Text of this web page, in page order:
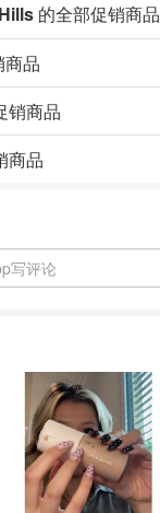
的全部促销商品
商品
销商品
商品
写评论